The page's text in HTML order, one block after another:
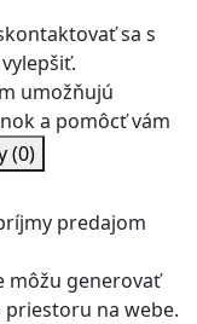
sa s
umožňujú
a pomôcť vám
(0)
predajom
môžu generovať
na webe.